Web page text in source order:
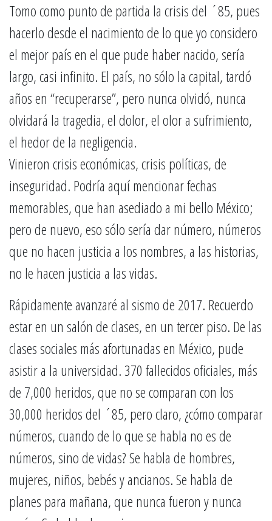
Tomo como punto de partida la crisis del ´85, pues
hacerlo desde el nacimiento de lo que yo considero
el mejor país en el que pude haber nacido, sería
largo, casi infinito. El país, no sólo la capital, tardó
años en “recuperarse”, pero nunca olvidó, nunca
olvidará la tragedia, el dolor, el olor a sufrimiento,
el hedor de la negligencia.
Vinieron crisis económicas, crisis políticas, de
inseguridad. Podría aquí mencionar fechas
memorables, que han asediado a mi bello México;
pero de nuevo, eso sólo sería dar número, números
que no hacen justicia a los nombres, a las historias,
no le hacen justicia a las vidas.
Rápidamente avanzaré al sismo de 2017. Recuerdo
estar en un salón de clases, en un tercer piso. De las
clases sociales más afortunadas en México, pude
asistir a la universidad. 370 fallecidos oficiales, más
de 7,000 heridos, que no se comparan con los
30,000 heridos del ´85, pero claro, ¿cómo comparar
números, cuando de lo que se habla no es de
números, sino de vidas? Se habla de hombres,
mujeres, niños, bebés y ancianos. Se habla de
planes para mañana, que nunca fueron y nunca